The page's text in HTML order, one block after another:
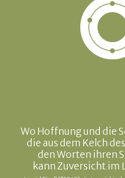
Wo Hoffnung und die
die aus dem Kelch
den Worten ihren
kann Zuversicht im